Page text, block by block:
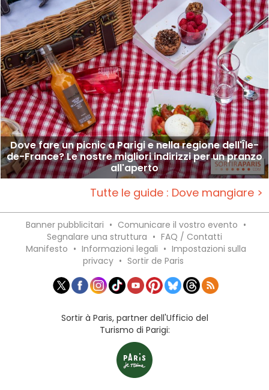
Dove fare un picnic a Parigi e nella regione dell'Île-
de-France? Le nostre migliori indirizzi per un pranzo
all'aperto
Tutte le guide : Dove mangiare >
Banner pubblicitari • Comunicare il vostro evento •
Segnalare una struttura • FAQ / Contatti
Manifesto • Informazioni legali • Impostazioni sulla
privacy • Sortir de Paris
Sortir à Paris, partner dell'Ufficio del
Turismo di Parigi: